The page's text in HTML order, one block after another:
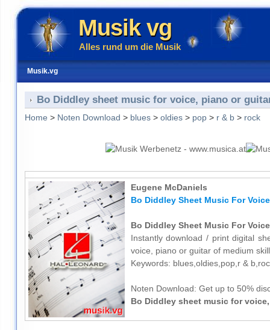
Musik vg
Alles rund um die Musik
Musik.vg
Bo Diddley sheet music for voice, piano or
Home > Noten Download > blues> oldies> pop> r & b> rock
Eugene McDaniels
Bo Diddley Sheet Music For
Bo Diddley Sheet Music For
Instantly download / print digital
voice, piano or guitar of medium
Keywords: blues,oldies,pop,r &
Noten Download: Get up to 50%
Bo Diddley sheet music for